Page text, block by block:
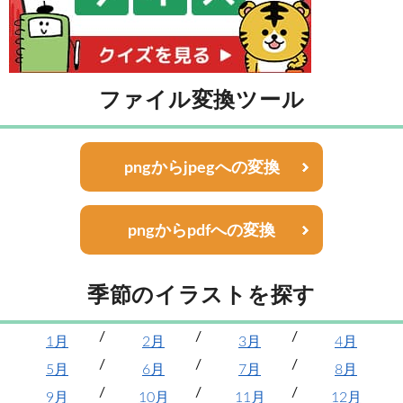
ファイル変換ツール
pngからjpegへの変換
pngからpdfへの変換
季節のイラストを探す
1月 2月 3月
4月
5月
6月 7月
8月
9月
10月 11月
12月